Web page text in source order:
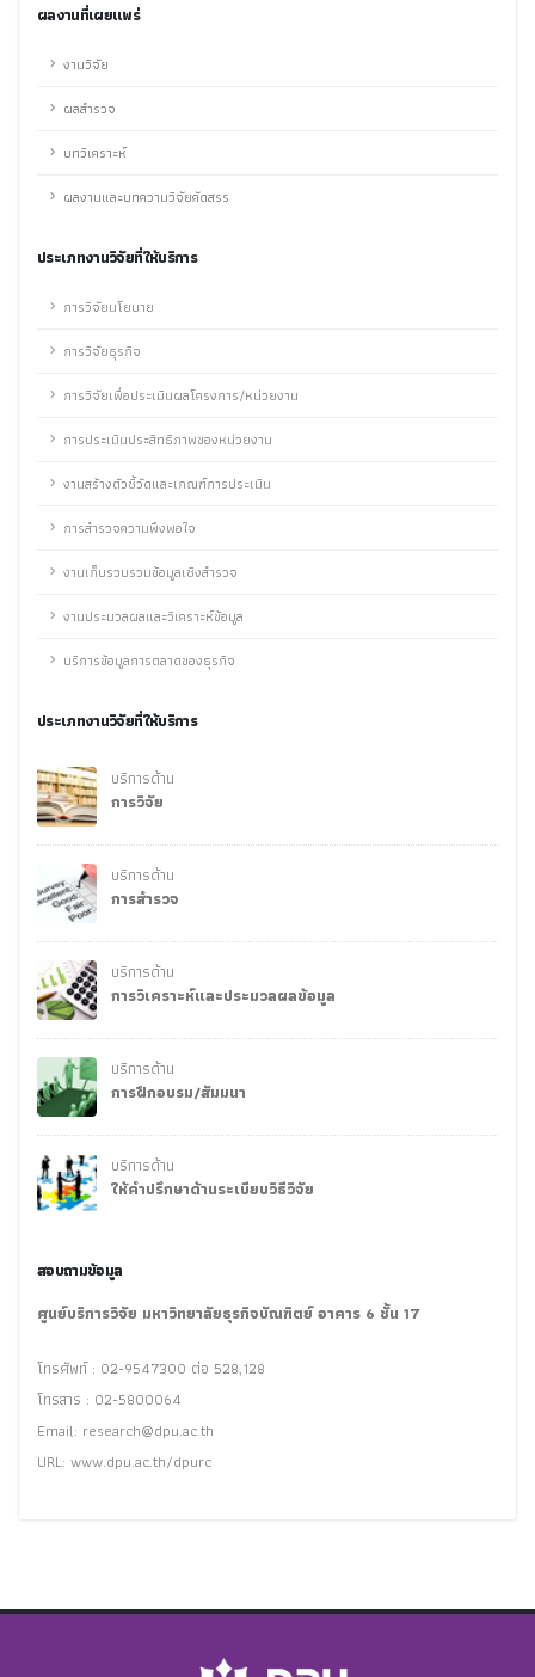
ผลงานที่เผยแพร่
งานวิจัย
ผลสำรวจ
บทวิเคราะห์
ผลงานและบทความวิจัยคัดสรร
ประเภทงานวิจัยที่ให้บริการ
การวิจัยนโยบาย
การวิจัยธุรกิจ
การวิจัยเพื่อประเมินผลโครงการ/หน่วยงาน
การประเมินประสิทธิภาพของหน่วยงาน
งานสร้างตัวชี้วัดและเกณฑ์การประเมิน
การสำรวจความพึงพอใจ
งานเก็บรวบรวมข้อมูลเชิงสำรวจ
งานประมวลผลและวิเคราะห์ข้อมูล
บริการข้อมูลการตลาดของธุรกิจ
ประเภทงานวิจัยที่ให้บริการ
บริการด้าน
การวิจัย
บริการด้าน
การสำรวจ
บริการด้าน
การวิเคราะห์และประมวลผลข้อมูล
บริการด้าน
การฝึกอบรม/สัมมนา
บริการด้าน
ให้คำปรึกษาด้านระเบียบวิธีวิจัย
สอบถามข้อมูล
ศูนย์บริการวิจัย มหาวิทยาลัยธุรกิจบัณฑิตย์ อาคาร 6 ชั้น 17
โทรศัพท์ : 02-9547300 ต่อ 528,128
โทรสาร : 02-5800064
Email: research@dpu.ac.th
URL: www.dpu.ac.th/dpurc